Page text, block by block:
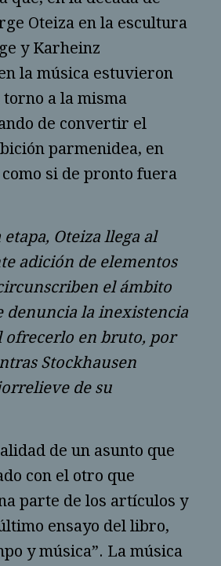
Oteiza en la escultura
y Karheinz
la música estuvieron
a la misma
de convertir el
parmenidea, en
si de pronto fuera
Oteiza llega al
adición de elementos
el ámbito
denuncia la inexistencia
ofrecerlo en bruto, por
Stockhausen
de su
de un asunto que
con el otro que
parte de los artículos y
ensayo del libro,
y música”. La música